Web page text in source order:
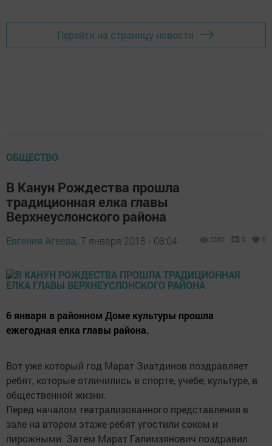
Перейти на страницу новости
ОБЩЕСТВО
В Канун Рождества прошла
традиционная елка главы
Верхнеуслонского района
Евгения Агеева, 7 января 2018 - 08:04 2280 0 0
6 января в районном Доме культуры прошла
ежегодная елка главы района.
Вот уже который год Марат Зиатдинов поздравляет
ребят, которые отличились в спорте, учебе, культуре, в
общественной жизни.
Перед началом театрализованного представления в
зале на втором этаже ребят угостили соком и
пирожными. Затем Марат Галимзянович поздравил